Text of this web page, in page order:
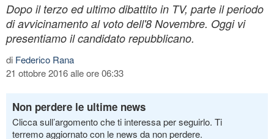
Dopo il terzo ed ultimo dibattito in TV, parte il periodo
di avvicinamento al voto dell'8 Novembre. Oggi vi
presentiamo il candidato repubblicano.
di Federico Rana
21 ottobre 2016 alle ore 06:33
Non perdere le ultime news
Clicca sull’argomento che ti interessa per seguirlo. Ti
terremo aggiornato con le news da non perdere.